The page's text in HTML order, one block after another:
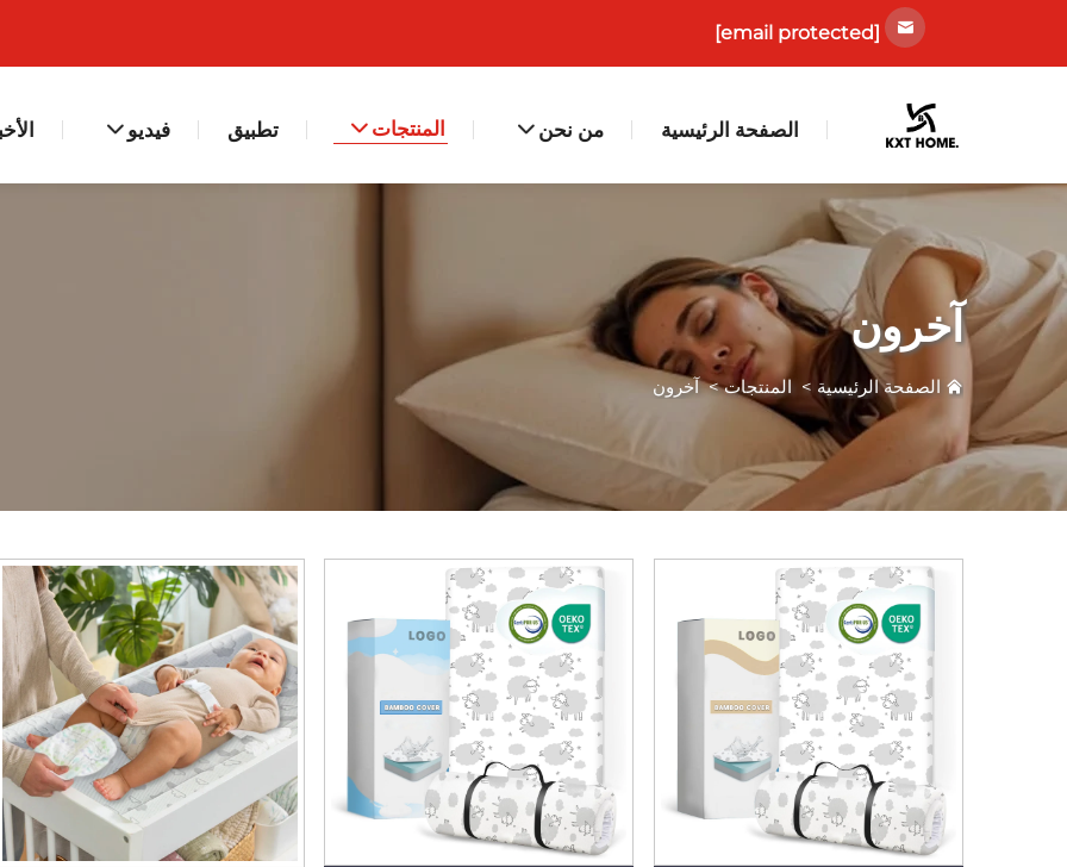
[email protected]
الصفحة الرئيسية من نحن المنتجات تطبيق فيديو
آخرون
الصفحة الرئيسية >المنتجات>آخرون